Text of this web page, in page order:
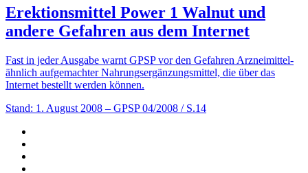
Erektionsmittel Power 1 Walnut und
andere Gefahren aus dem Internet
Fast in jeder Ausgabe warnt GPSP vor den Gefahren Arzneimittel-
ähnlich aufgemachter Nahrungsergänzungsmittel, die über das
Internet bestellt werden können.
Stand: 1. August 2008 – GPSP 04/2008 / S.14